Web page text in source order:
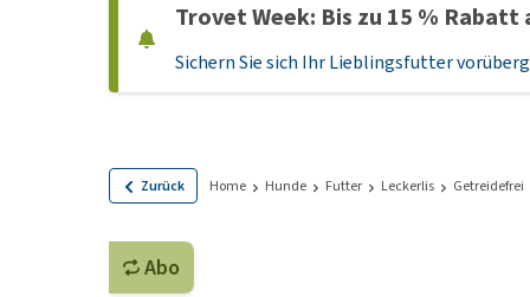
Trockenfutter
Nassfutter
Leckerlis
Trovet Week: Bis zu 15 %
Sichern Sie sich Ihr Lieblingsfutter
Zurück Home Hunde Futter Leckerlis Getreidefrei
Abo